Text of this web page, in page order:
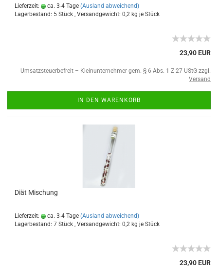
Lieferzeit: ca. 3-4 Tage (Ausland abweichend)
Lagerbestand: 5 Stück , Versandgewicht: 0,2 kg je Stück
23,90 EUR
Umsatzsteuerbefreit – Kleinunternehmer gem. § 6 Abs. 1 Z 27 UStG zzgl.
Versand
IN DEN WARENKORB
Diät Mischung
Lieferzeit: ca. 3-4 Tage (Ausland abweichend)
Lagerbestand: 7 Stück , Versandgewicht: 0,2 kg je Stück
23,90 EUR